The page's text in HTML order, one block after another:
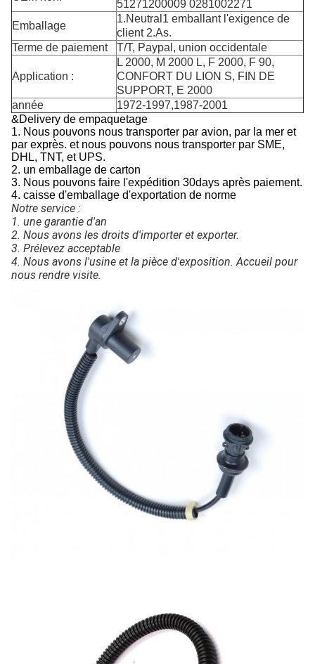
51271200009 0281002271
Emballage
1.Neutral1 emballant l'exigence de
client 2.As.
Terme de paiement
T/T, Paypal, union occidentale
Application :
L 2000, M 2000 L, F 2000, F 90,
CONFORT DU LION S, FIN DE
SUPPORT, E 2000
année
1972-1997,1987-2001
&Delivery de empaquetage
1. Nous pouvons nous transporter par avion, par la mer et
par exprès. et nous pouvons nous transporter par SME,
DHL, TNT, et UPS.
2. un emballage de carton
3. Nous pouvons faire l'expédition 30days après paiement.
4. caisse d'emballage d'exportation de norme
Notre service :
1. une garantie d'an
2. Nous avons les droits d'importer et exporter.
3. Prélevez acceptable
4. Nous avons l'usine et la pièce d'exposition. Accueil pour
nous rendre visite.